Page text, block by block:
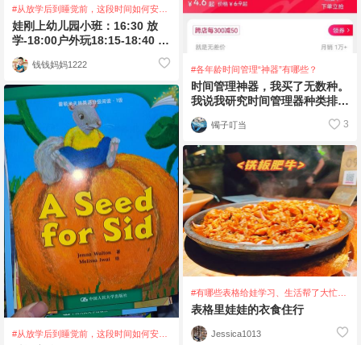
#从放学后到睡觉前，这段时间如何安
排？
娃刚上幼儿园小班：16:30 放
学-18:00户外玩18:15-18:40 晚
餐（同时放儿歌或动
钱钱妈妈1222
#从放学后到睡觉前，这段时间如何安
#各年龄时间管理“神器”有哪些？
时间管理神器，我买了无数种。
我说我研究时间管理器种类排名
第二，估计没人能排第一了😄
第一类：闹钟类
镯子叮当 3
#有哪些表格给娃学习、生活帮了大忙，
来晒一晒吧～
表格里娃娃的衣食住行
Jessica1013